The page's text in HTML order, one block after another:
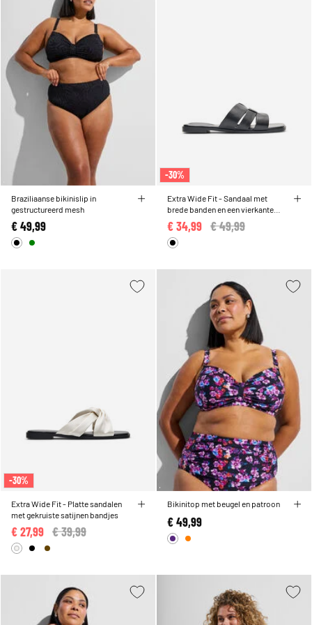
Braziliaanse bikinislip in
gestructureerd mesh
€ 49,99
-30%
Extra Wide Fit - Sandaal met
brede banden en een vierkante
neus
Price reduced from
€ 49,99
€ 34,99
-30%
Extra Wide Fit - Platte sandalen
met gekruiste satijnen bandjes
Price reduced from
€ 39,99
€ 27,99
Bikinitop met beugel en patroon
€ 49,99